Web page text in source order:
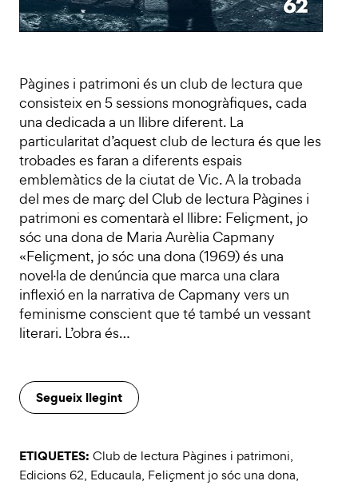
Pàgines i patrimoni és un club de lectura que
consisteix en 5 sessions monogràfiques, cada
una dedicada a un llibre diferent. La
particularitat d’aquest club de lectura és que les
trobades es faran a diferents espais
emblemàtics de la ciutat de Vic. A la trobada
del mes de març del Club de lectura Pàgines i
patrimoni es comentarà el llibre: Feliçment, jo
sóc una dona de Maria Aurèlia Capmany
«Feliçment, jo sóc una dona (1969) és una
novel·la de denúncia que marca una clara
inflexió en la narrativa de Capmany vers un
feminisme conscient que té també un vessant
literari. L’obra és…
Segueix llegint
ETIQUETES: Club de lectura Pàgines i patrimoni,
Edicions 62, Educaula, Feliçment jo sóc una dona,